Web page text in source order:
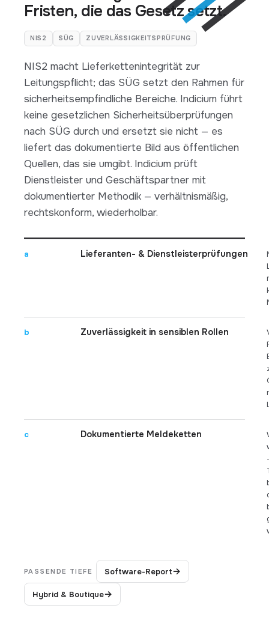
Fristen, die das Gesetz setzt.
NIS2 SÜG ZUVERLÄSSIGKEITSPRÜFUNG
NIS2 macht Lieferkettenintegrität zur
Leitungspflicht; das SÜG setzt den Rahmen für
sicherheitsempfindliche Bereiche. Indicium führt
keine gesetzlichen Sicherheitsüberprüfungen
nach SÜG durch und ersetzt sie nicht — es
liefert das dokumentierte Bild aus öffentlichen
Quellen, das sie umgibt. Indicium prüft
Dienstleister und Geschäftspartner mit
dokumentierter Methodik — verhältnismäßig,
rechtskonform, wiederholbar.
a Lieferanten- & Dienstleisterprüfungen
b Zuverlässigkeit in sensiblen Rollen
c Dokumentierte Meldeketten
PASSENDE TIEFE Software-Report→
Hybrid & Boutique→